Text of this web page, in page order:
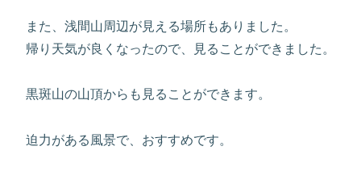
また、浅間山周辺が見える場所もありました。
帰り天気が良くなったので、見ることができました。
黒斑山の山頂からも見ることができます。
迫力がある風景で、おすすめです。